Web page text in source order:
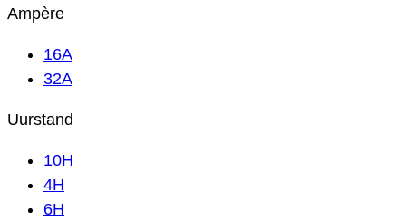
Ampère
16A
32A
Uurstand
10H
4H
6H